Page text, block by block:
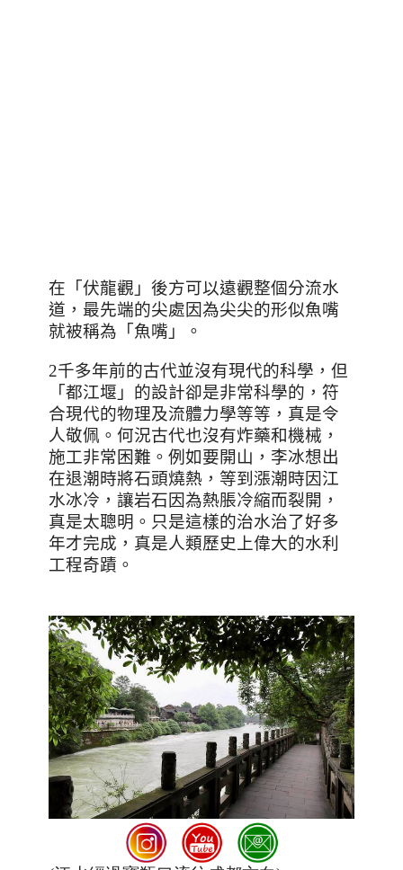
在「伏龍觀」後方可以遠觀整個分流水
道，最先端的尖處因為尖尖的形似魚嘴
就被稱為「魚嘴」。
2千多年前的古代並沒有現代的科學，但
「都江堰」的設計卻是非常科學的，符
合現代的物理及流體力學等等，真是令
人敬佩。何況古代也沒有炸藥和機械，
施工非常困難。例如要開山，李冰想出
在退潮時將石頭燒熱，等到漲潮時因江
水冰冷，讓岩石因為熱脹冷縮而裂開，
真是太聰明。只是這樣的治水治了好多
年才完成，真是人類歷史上偉大的水利
工程奇蹟。